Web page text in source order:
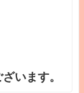
います。